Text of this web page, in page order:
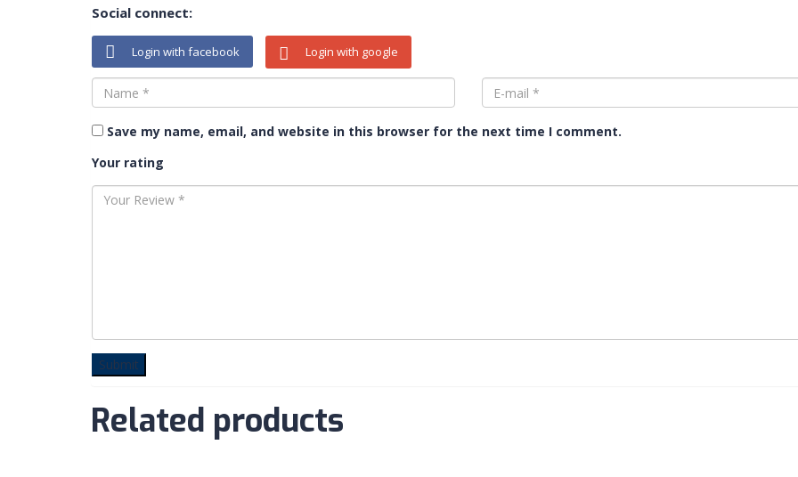
Social connect:
Login with facebook Login with google
Save my name, email, and website in this browser for the next time I comment.
Your rating
Related products